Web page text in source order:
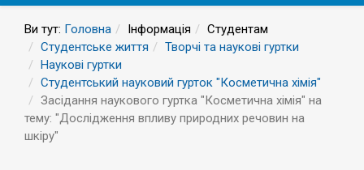
Ви тут: Головна Інформація
Студентам
Студентське життя
Творчі та наукові гуртки
Наукові гуртки
Студентський науковий гурток "Косметична хімія"
Засідання наукового гуртка "Косметична хімія" на
тему: "Дослідження впливу природних речовин на
шкіру"